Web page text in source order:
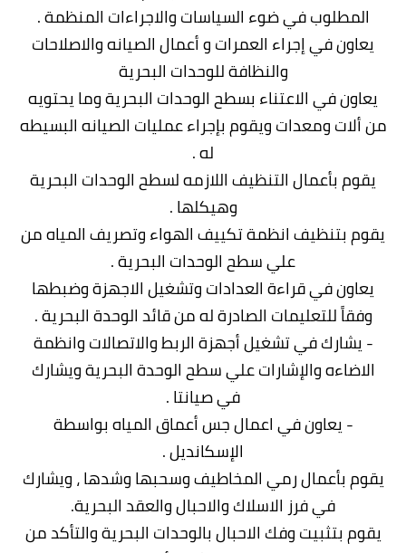
المطلوب في ضوء السياسات والاجراءات المنظمة .
يعاون في إجراء العمرات و أعمال الصيانه والاصلاحات
والنظافة للوحدات البحرية
يعاون في الاعتناء بسطح الوحدات البحرية وما يحتويه
من ألات ومعدات ويقوم بإجراء عمليات الصيانه البسيطه
له .
يقوم بأعمال التنظيف اللازمه لسطح الوحدات البحرية
وهيكلها .
يقوم بتنظيف انظمة تكييف الهواء وتصريف المياه من
علي سطح الوحدات البحرية .
يعاون في قراءة العدادات وتشغيل الاجهزة وضبطها
وفقاً للتعليمات الصادرة له من قائد الوحدة البحرية .
- يشارك في تشغيل أجهزة الربط والاتصالات وانظمة
الاضاءه والإشارات علي سطح الوحدة البحرية ويشارك
في صيانتا .
- يعاون في اعمال جس أعماق المياه بواسطة
الإسكانديل .
يقوم بأعمال رمي المخاطيف وسحبها وشدها ، ويشارك
في فرز الاسلاك والاحبال والعقد البحرية.
يقوم بتثبيت وفك الاحبال بالوحدات البحرية والتأكد من